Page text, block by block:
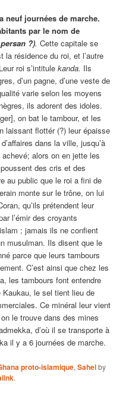
neuf journées de marche.
par le nom de
?).Cette capitale se
la résidence du roi, et l’autre
roi s’intitulekanda. Ils
d’un pagne, d’une veste de
varie selon les moyens
ils adorent des idoles.
on bat le tambour, et les
laissant flottér (?) leur épaisse
dans la ville, jusqu’à
alors on en jette les
des cris et des
au public que le roi a fini de
monte sur le trône, on lui
qu’ils prétendent leur
l’émir des croyants
; jamais ils ne confient
musulman. Ils disent que le
parce que leurs tambours
C’est ainsi que chez les
les tambours font entendre
Kaukau, le sel tient lieu de
Ce minéral leur vient
le trouve dans des mines
d’où il se transporte à
il y a 6 journées de marche.
proto-islamique,Sahelby
.